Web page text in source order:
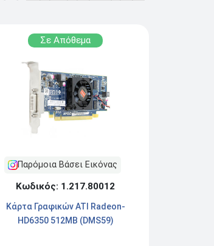
Σε Απόθεμα
Παρόμοια Βάσει Εικόνας
Κωδικός: 1.217.80012
Κάρτα Γραφικών ATI Radeon-
HD6350 512MB (DMS59)